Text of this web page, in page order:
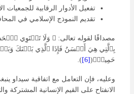
تفعيل الأدوار الرقابية للجمعيات
تقديم النموذج الإسلامي في
مصداقًا لقوله تعالى: ﴿ وَلَا تَسۡتَوِي
بِٱلَّتِي هِيَ أَحۡسَنُ فَإِذَا ٱلَّذِي بَيۡنَكَ
حَمِيمٞ﴾([6]
).
وعليه، فإن التعامل مع اتفاقية سيداو
الانفتاح على القيم الإنسانية المشتركة